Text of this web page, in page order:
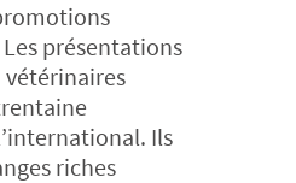
présentations
Ils
riches